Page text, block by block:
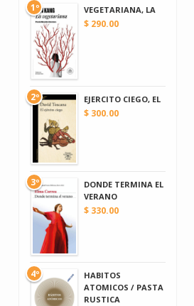
VEGETARIANA, LA
$ 290.00
1º
EJERCITO CIEGO, EL
$ 300.00
2º
DONDE TERMINA EL
VERANO
$ 330.00
3º
HABITOS
ATOMICOS / PASTA
RUSTICA
4º